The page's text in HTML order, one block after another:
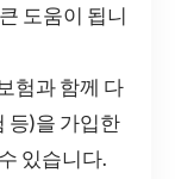
도움이 됩니
험과 함께 다
등)을 가입한
있습니다.